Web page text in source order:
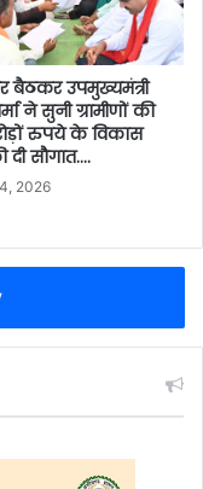
बैठकर उपमुख्यमंत्री
ने सुनी ग्रामीणों की
रुपये के विकास
दी सौगात….
2026